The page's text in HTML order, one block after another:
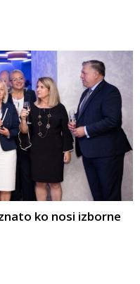
ko nosi izborne